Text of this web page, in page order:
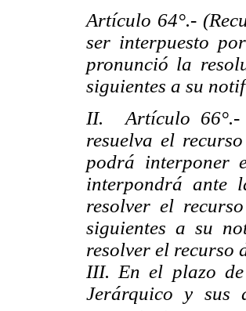
Artículo 64°.-
ser interpuesto
pronunció la
siguientes a su
II. Artículo 66°.-
resuelva el
podrá interponer
interpondrá ante
resolver el
siguientes a su
resolver el recurso
III. En el plazo de
Jerárquico y sus